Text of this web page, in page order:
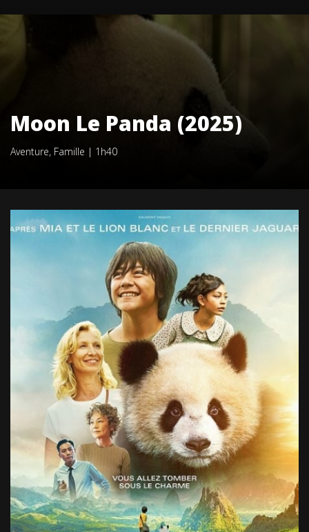
Moon Le Panda (2025)
Aventure, Famille | 1h40